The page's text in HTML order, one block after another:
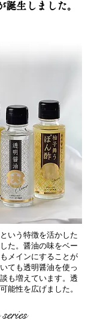
誕生しました。
いう特徴を活かした
た。醤油の味をベー
メインにすることが
ても透明醤油を使っ
も増えています。透
能性を広げました。